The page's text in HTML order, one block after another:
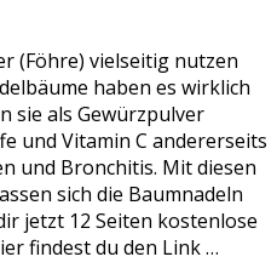
(Föhre) vielseitig nutzen
haben es wirklich
sie als Gewürzpulver
und Vitamin C andererseits
und Bronchitis. Mit diesen
sich die Baumnadeln
jetzt 12 Seiten kostenlose
findest du den Link …